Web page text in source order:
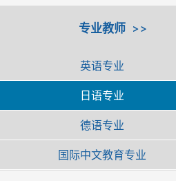
专业教师
英语专业
日语专业
德语专业
国际中文教育专业